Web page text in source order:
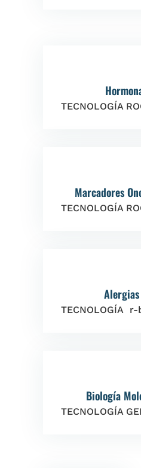
TECNOLOGÍA
Marcadores
TECNOLOGÍA
Alergias
TECNOLOGÍA
Biología
TECNOLOGÍA